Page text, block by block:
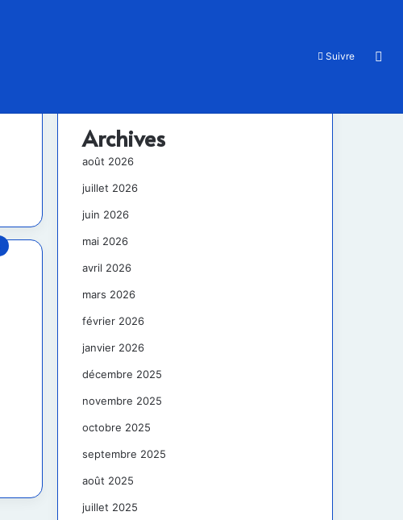
Suivre
Archives
août 2026
juillet 2026
juin 2026
mai 2026
avril 2026
mars 2026
février 2026
janvier 2026
décembre 2025
novembre 2025
octobre 2025
septembre 2025
août 2025
juillet 2025